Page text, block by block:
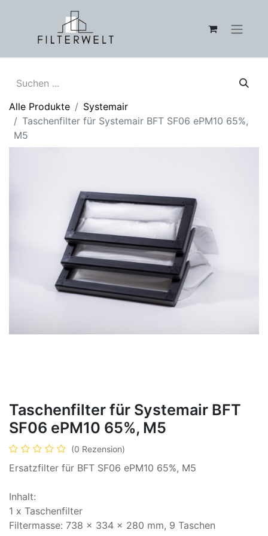
Alle Produkte
Systemair
Taschenfilter für Systemair BFT SF06 ePM10 65%,
M5
Taschenfilter für Systemair BFT
SF06 ePM10 65%, M5
(0 Rezension)
Ersatzfilter für BFT SF06 ePM10 65%, M5
Inhalt:
1 x Taschenfilter
Filtermasse: 738 x 334 x 280 mm, 9 Taschen